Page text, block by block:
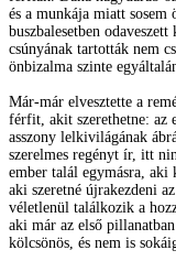
és a munkája miatt
buszbalesetben
csúnyának tartották nem
önbizalma szinte
Már-már elvesztette a
férfit, akit szerethetne: az
asszony lelkivilágának
szerelmes regényt ír, itt
ember talál egymásra,
aki szeretné újrakezdeni
véletlenül találkozik a
aki már az első
kölcsönös, és nem is